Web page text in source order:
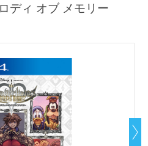
ディ オブ メモリー